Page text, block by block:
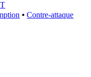
⦁Contre-attaque